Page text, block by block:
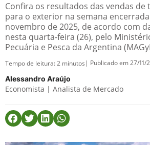
Confira os resultados das vendas de
para o exterior na semana encerrada
novembro de 2025, de acordo com
nesta quarta-feira (26), pelo
Pecuária e Pesca da Argentina
Tempo de leitura:2 minutos | Publicado em 27/11/
Alessandro Araújo
Economista | Analista de Mercado